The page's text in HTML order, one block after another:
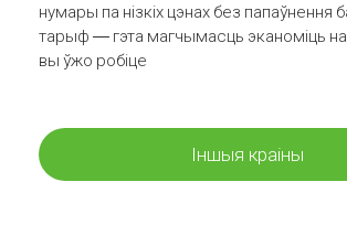
нумары па нізкіх цэнах без папаўнення
тарыф — гэта магчымасць эканоміць на
вы ўжо робіце
Іншыя краіны